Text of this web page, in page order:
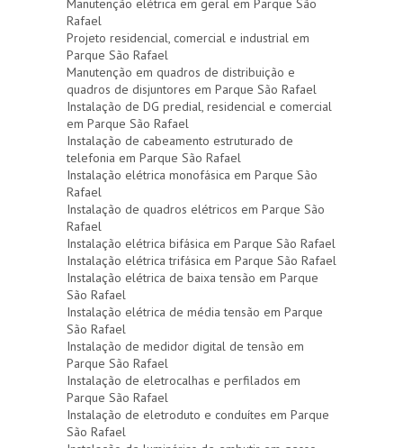
Manutenção elétrica em geral em Parque São
Rafael
Projeto residencial, comercial e industrial em
Parque São Rafael
Manutenção em quadros de distribuição e
quadros de disjuntores em Parque São Rafael
Instalação de DG predial, residencial e comercial
em Parque São Rafael
Instalação de cabeamento estruturado de
telefonia em Parque São Rafael
Instalação elétrica monofásica em Parque São
Rafael
Instalação de quadros elétricos em Parque São
Rafael
Instalação elétrica bifásica em Parque São Rafael
Instalação elétrica trifásica em Parque São Rafael
Instalação elétrica de baixa tensão em Parque
São Rafael
Instalação elétrica de média tensão em Parque
São Rafael
Instalação de medidor digital de tensão em
Parque São Rafael
Instalação de eletrocalhas e perfilados em
Parque São Rafael
Instalação de eletroduto e conduítes em Parque
São Rafael